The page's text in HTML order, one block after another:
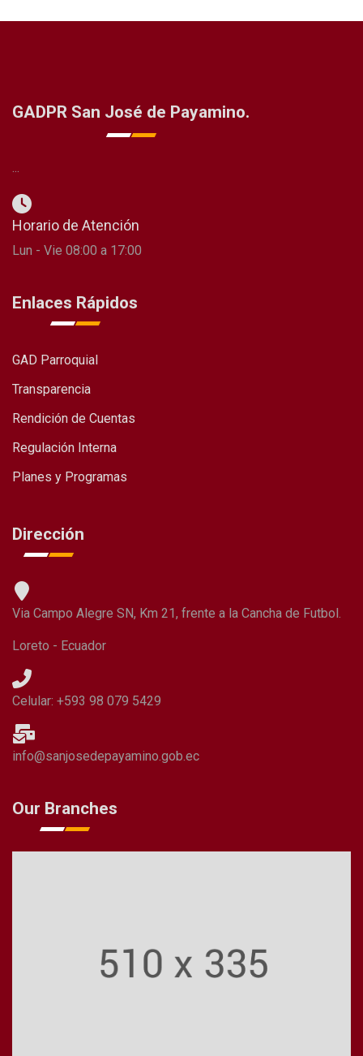
GADPR San José de Payamino.
...
Horario de Atención
Lun - Vie 08:00 a 17:00
Enlaces Rápidos
GAD Parroquial
Transparencia
Rendición de Cuentas
Regulación Interna
Planes y Programas
Dirección
Via Campo Alegre SN, Km 21, frente a la Cancha de Futbol.
Loreto - Ecuador
Celular: +593 98 079 5429
info@sanjosedepayamino.gob.ec
Our Branches